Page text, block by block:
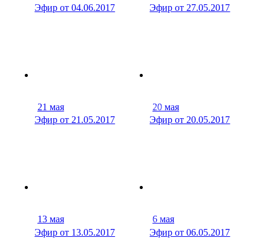
Эфир от 04.06.2017
Эфир от 27.05.2017
21 мая
30 мин
Эфир от 21.05.2017
20 мая
Эфир от 20.05.2017
13 мая
29 мин
Эфир от 13.05.2017
6 мая
Эфир от 06.05.2017